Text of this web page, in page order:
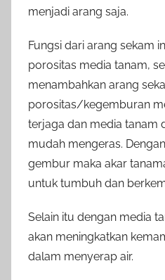
menjadi arang saja.
Fungsi dari arang sekam
porositas media tanam,
menambahkan arang
porositas/kegemburan
terjaga dan media tanam
mudah mengeras.
gembur maka akar
untuk tumbuh dan
Selain itu dengan media
akan meningkatkan
dalam menyerap air.